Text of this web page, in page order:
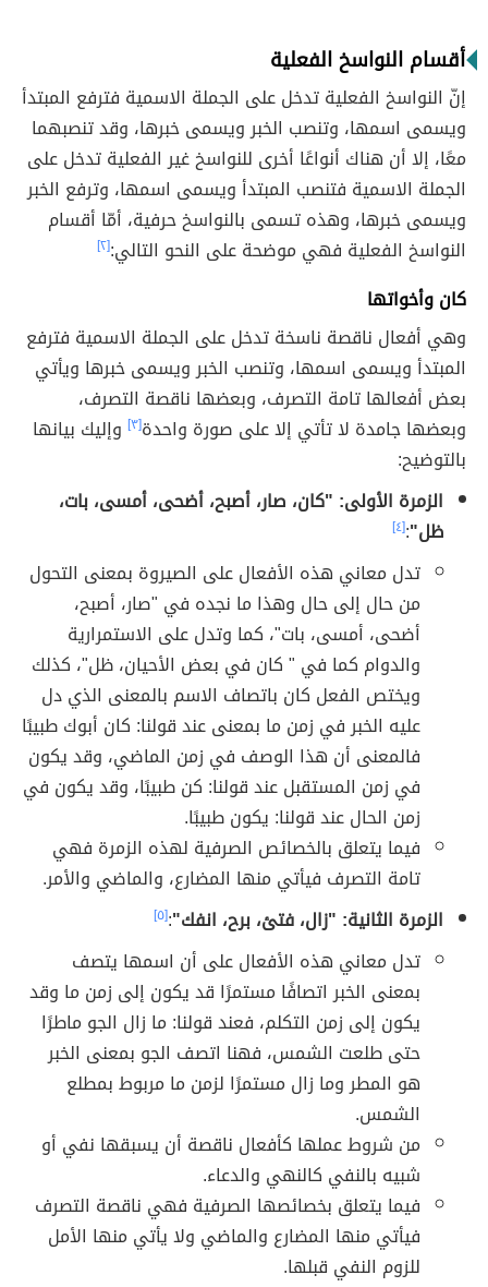
أقسام النواسخ الفعلية
إنّ النواسخ الفعلية تدخل على الجملة الاسمية فترفع المبتدأ
ويسمى اسمها، وتنصب الخبر ويسمى خبرها، وقد تنصبهما
معًا، إلا أن هناك أنواعًا أخرى للنواسخ غير الفعلية تدخل على
الجملة الاسمية فتنصب المبتدأ ويسمى اسمها، وترفع الخبر
ويسمى خبرها، وهذه تسمى بالنواسخ حرفية، أمّا أقسام
النواسخ الفعلية فهي موضحة على النحو التالي:[٢]
كان وأخواتها
وهي أفعال ناقصة ناسخة تدخل على الجملة الاسمية فترفع
المبتدأ ويسمى اسمها، وتنصب الخبر ويسمى خبرها ويأتي
بعض أفعالها تامة التصرف، وبعضها ناقصة التصرف،
وبعضها جامدة لا تأتي إلا على صورة واحدة[٣]
وإليك بيانها
بالتوضيح:
الزمرة الأولى: "كان، صار، أصبح، أضحى، أمسى، بات،
ظل":[٤]
تدل معاني هذه الأفعال على الصيروة بمعنى التحول
من حال إلى حال وهذا ما نجده في "صار، أصبح،
أضحى، أمسى، بات"، كما وتدل على الاستمرارية
والدوام كما في " كان في بعض الأحيان، ظل"، كذلك
ويختص الفعل كان باتصاف الاسم بالمعنى الذي دل
عليه الخبر في زمن ما بمعنى عند قولنا: كان أبوك طبيبًا
فالمعنى أن هذا الوصف في زمن الماضي، وقد يكون
في زمن المستقبل عند قولنا: كن طبيبًا، وقد يكون في
زمن الحال عند قولنا: يكون طبيبًا.
فيما يتعلق بالخصائص الصرفية لهذه الزمرة فهي
تامة التصرف فيأتي منها المضارع، والماضي والأمر.
الزمرة الثانية: "زال، فتئ، برح، انفك":[٥]
تدل معاني هذه الأفعال على أن اسمها يتصف
بمعنى الخبر اتصافًا مستمرًا قد يكون إلى زمن ما وقد
يكون إلى زمن التكلم، فعند قولنا: ما زال الجو ماطرًا
حتى طلعت الشمس، فهنا اتصف الجو بمعنى الخبر
هو المطر وما زال مستمرًا لزمن ما مربوط بمطلع
الشمس.
من شروط عملها كأفعال ناقصة أن يسبقها نفي أو
شبيه بالنفي كالنهي والدعاء.
فيما يتعلق بخصائصها الصرفية فهي ناقصة التصرف
فيأتي منها المضارع والماضي ولا يأتي منها الأمل
للزوم النفي قبلها.